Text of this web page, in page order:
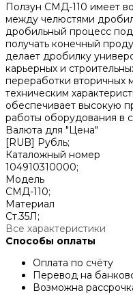
Ползун СМД-110 имеет
между челюстями
дробильный процесс
получать конечный
делает дробилку
карьерных и
переработки вторичных
техническим
обеспечивает высокую
работы оборудования в
Валюта для "Цена"
[RUB] Рубль;
Каталожный номер
104910310000;
Модель
СМД-110;
Материал
Cт.35Л;
Все характеристики
Способы оплаты
Оплата по счёту
Перевод на
Возможна